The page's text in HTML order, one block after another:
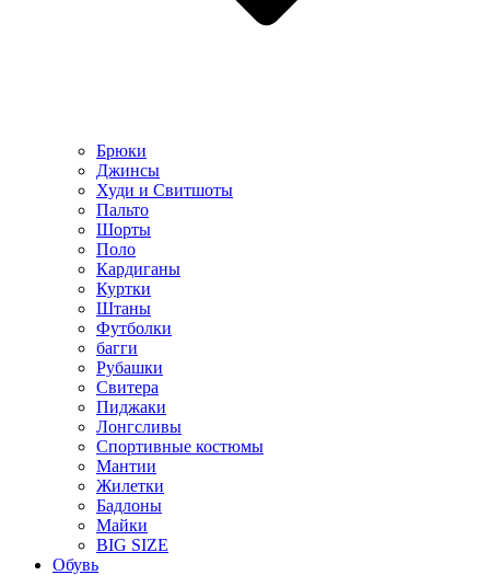
Брюки
Джинсы
Худи и Свитшоты
Пальто
Шорты
Поло
Кардиганы
Куртки
Штаны
Футболки
багги
Рубашки
Свитера
Пиджаки
Лонгсливы
Спортивные костюмы
Мантии
Жилетки
Бадлоны
Майки
BIG SIZE
Обувь